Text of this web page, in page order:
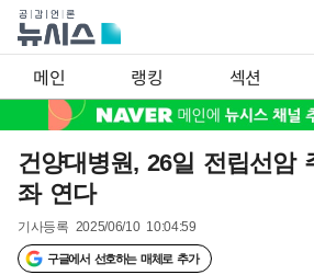
메인 랭킹 섹션
건양대병원, 26일 전립선암
좌 연다
기사등록 2025/06/10 10:04:59
구글에서 선호하는 매체로 추가